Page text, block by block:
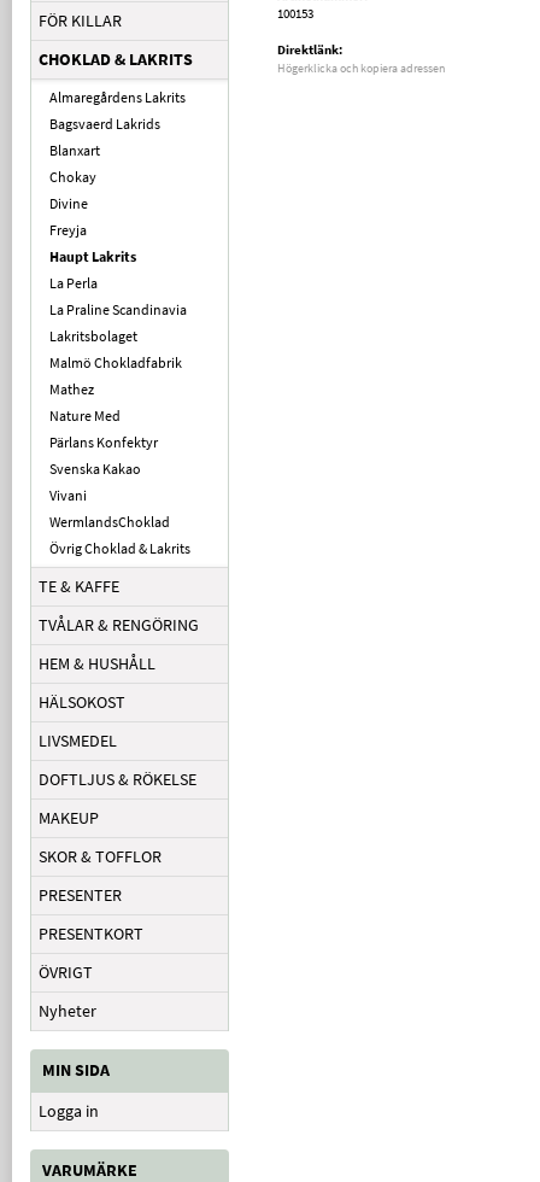
FÖR KILLAR
CHOKLAD & LAKRITS
Almaregårdens Lakrits
Bagsvaerd Lakrids
Blanxart
Chokay
Divine
Freyja
Haupt Lakrits
La Perla
La Praline Scandinavia
Lakritsbolaget
Malmö Chokladfabrik
Mathez
Nature Med
Pärlans Konfektyr
Svenska Kakao
Vivani
WermlandsChoklad
Övrig Choklad & Lakrits
TE & KAFFE
TVÅLAR & RENGÖRING
HEM & HUSHÅLL
HÄLSOKOST
LIVSMEDEL
DOFTLJUS & RÖKELSE
MAKEUP
SKOR & TOFFLOR
PRESENTER
PRESENTKORT
ÖVRIGT
Nyheter
MIN SIDA
Logga in
VARUMÄRKE
100153
Direktlänk:
Högerklicka och kopiera adressen